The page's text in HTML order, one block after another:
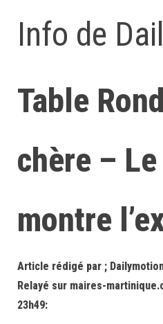
Info de
Table
chère – Le
montre
Article rédigé par ;
Relayé sur maires-
23h49: